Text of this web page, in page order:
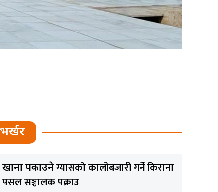
भर्खर
खाना पकाउनेग्यासको कालोबजारी गर्ने किराना
पसल सञ्चालक पक्राउ